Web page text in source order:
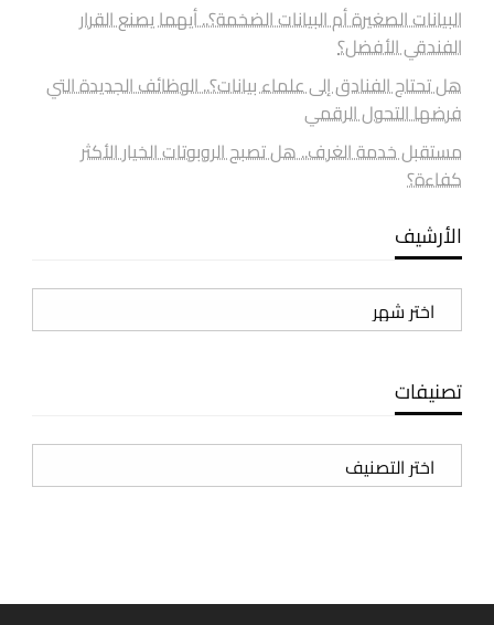
البيانات الصغيرة أم البيانات الضخمة؟.. أيهما يصنع القرار
الفندقي الأفضل؟
هل تحتاج الفنادق إلى علماء بيانات؟.. الوظائف الجديدة التي
فرضها التحول الرقمي
مستقبل خدمة الغرف.. هل تصبح الروبوتات الخيار الأكثر
كفاءة؟
الأرشيف
الأرشيف
تصنيفات
تصنيفات